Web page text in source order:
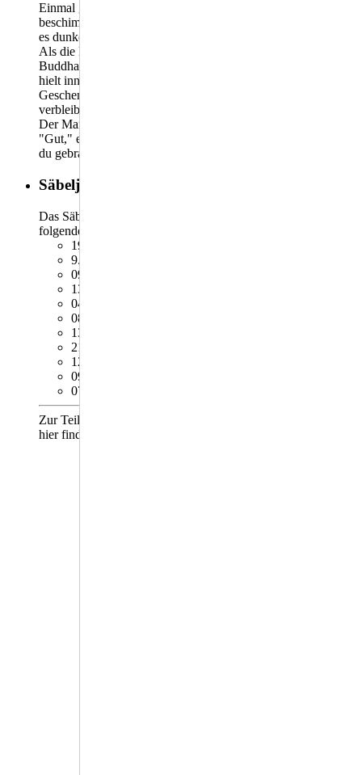
Einmal ging ein Mann zu Lord Buddha und fing an ihn zu
beschimpfen. Er schimpfte eine, zwei, drei Stunden lang, bis
es dunkel wurde.
Als die Nacht hereinbrach, wollte er gehen, da sagte Lord
Buddha: "Nun lieber Freund, sag mir noch eins." Der Mann
hielt inne und Buddha fragte: "Wenn einer einem anderen ein
Geschenk bringt und dieser es nicht annimmt, bei wem
verbleibt es dann?"
Der Mann antwortete: "Bei dem, der es gebracht hat."
"Gut," erwiderte Buddha "dann nehme ich das Geschenk, das
du gebracht hast, nicht an!"
Säbeljahreskurs 2026
Das Säbeltraining findet jeweils montags, von 20 - 21 Uhr an
folgenden Tagen statt:
19.01.2026................1/11 Abenden Teil 1
9.02.2026................2/11 Abenden Teil 2
09.03.2026................3/11 Abenden Teil 3
13.04.2026................4/11 Abenden Wdh. 1-3
04.05.2026................5/11 Abenden Teil 4
08.06.2026................6/11 Abenden Teil 5
13.07.2026................7/11 Abenden Teil 6
21.09.2026................8/11 Abenden Wdh. 1-6
12.10.2026................9/11 Abenden Teil 7
09.11.2026...............10/11 Abenden Teil 8
07.12.2026...............11/11 Abenden Wdh. 1-8
Zur Teilnahme ist eine Anmeldung erforderlich, welche Du
hier findest: